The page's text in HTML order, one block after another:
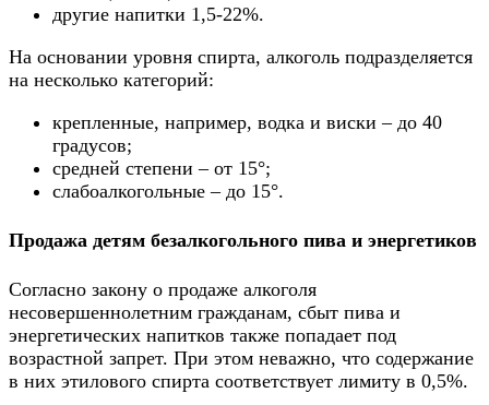
другие напитки 1,5-22%.
На основании уровня спирта, алкоголь подразделяется
на несколько категорий:
крепленные, например, водка и виски – до 40
градусов;
средней степени – от 15°;
слабоалкогольные – до 15°.
Продажа детям безалкогольного пива и энергетиков
Согласно закону о продаже алкоголя
несовершеннолетним гражданам, сбыт пива и
энергетических напитков также попадает под
возрастной запрет. При этом неважно, что содержание
в них этилового спирта соответствует лимиту в 0,5%.